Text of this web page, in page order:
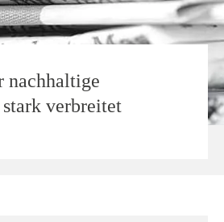
nachhaltige
verbreitet